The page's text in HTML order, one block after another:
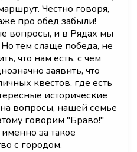
Честно говоря,
про обед забыли!
вопросы, и в Рядах мы
тем слаще победа, не
что нам есть, с чем
заявить, что
квестов, где есть
исторические
вопросы, нашей семье
говорим "Браво!"
за такое
с городом.